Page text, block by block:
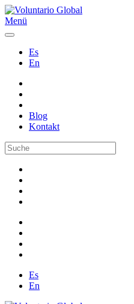
Menü
Es
En
Blog
Kontakt
Es
En